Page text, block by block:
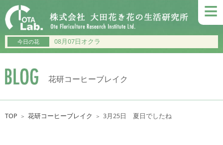
≡
今日の花 08月07日オクラ
花研コーヒーブレイク
TOP ＞ 花研コーヒーブレイク ＞ 3月25日 夏日でしたね